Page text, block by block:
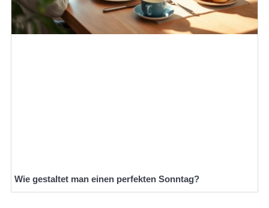
Wie gestaltet man einen perfekten Sonntag?